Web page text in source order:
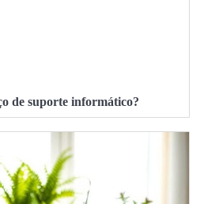
de suporte informático?